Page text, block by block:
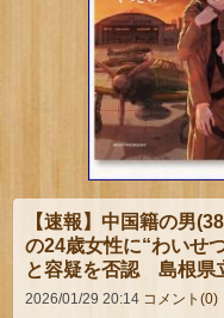
【速報】中国籍の男
の24歳女性に“わいせ
と容疑を否認 島根県
2026/01/29 20:14 コメント(0)